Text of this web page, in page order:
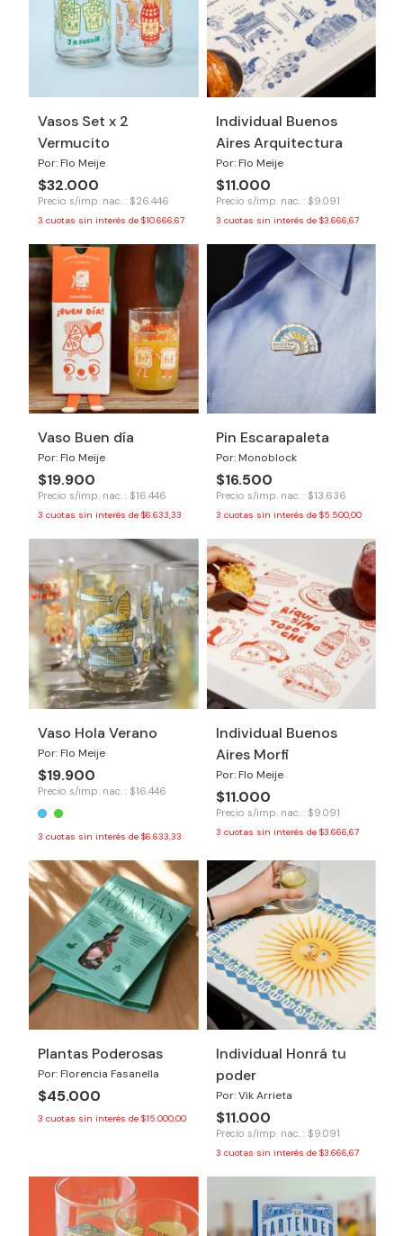
Vasos Set x 2
Vermucito
Por: Flo Meije
$32.000
Precio s/imp. nac. : $26.446
3 cuotas sin interés de $10.666,67
Individual Buenos
Aires Arquitectura
Por: Flo Meije
$11.000
Precio s/imp. nac. : $9.091
3 cuotas sin interés de $3.666,67
Vaso Buen día
Por: Flo Meije
$19.900
Precio s/imp. nac. : $16.446
3 cuotas sin interés de $6.633,33
Pin Escarapaleta
Por: Monoblock
$16.500
Precio s/imp. nac. : $13.636
3 cuotas sin interés de $5.500,00
Vaso Hola Verano
Por: Flo Meije
$19.900
Precio s/imp. nac. : $16.446
3 cuotas sin interés de $6.633,33
Individual Buenos
Aires Morfi
Por: Flo Meije
$11.000
Precio s/imp. nac. : $9.091
3 cuotas sin interés de $3.666,67
Plantas Poderosas
Por: Florencia Fasanella
$45.000
3 cuotas sin interés de $15.000,00
Individual Honrá tu
poder
Por: Vik Arrieta
$11.000
Precio s/imp. nac. : $9.091
3 cuotas sin interés de $3.666,67